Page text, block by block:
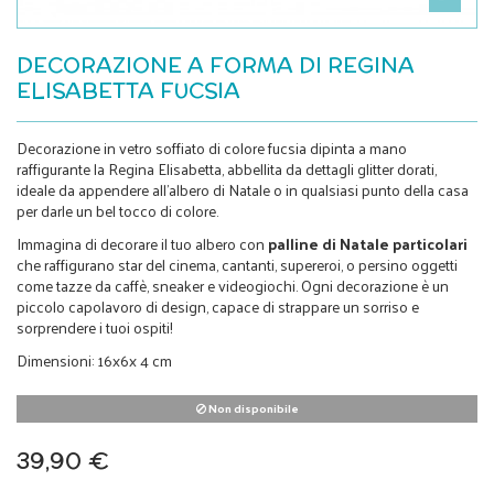
DECORAZIONE A FORMA DI REGINA
ELISABETTA FUCSIA
Decorazione in vetro soffiato di colore fucsia dipinta a mano
raffigurante la Regina Elisabetta, abbellita da dettagli glitter dorati,
ideale da appendere all’albero di Natale o in qualsiasi punto della casa
per darle un bel tocco di colore.
Immagina di decorare il tuo albero con palline di Natale particolari
che raffigurano star del cinema, cantanti, supereroi, o persino oggetti
come tazze da caffè, sneaker e videogiochi. Ogni decorazione è un
piccolo capolavoro di design, capace di strappare un sorriso e
sorprendere i tuoi ospiti!
Dimensioni: 16x6x 4 cm
Non disponibile
39,90 €